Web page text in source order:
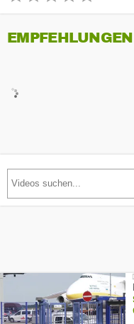
EMPFEHLUNGEN